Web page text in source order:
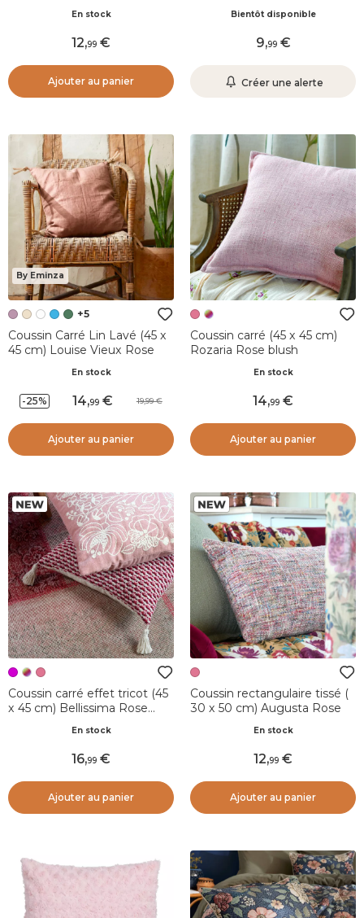
En stock
12,99
Ajouter au panier
Bientôt disponible
9,99
Créer une alerte
By Eminza
+5
Coussin Carré Lin Lavé (45 x
45 cm) Louise Vieux Rose
En stock
-25% 14,99 19,99
Ajouter au panier
Coussin carré (45 x 45 cm)
Rozaria Rose blush
En stock
14,99
Ajouter au panier
Coussin carré effet tricot (45
x 45 cm) Bellissima Rose
En stock
16,99
Ajouter au panier
Coussin rectangulaire tissé (
30 x 50 cm) Augusta Rose
En stock
12,99
Ajouter au panier